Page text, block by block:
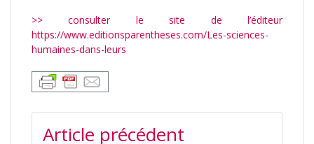
>> consulter le site de l’éditeur
https://www.editionsparentheses.com/Les-sciences-
humaines-dans-leurs
NAVIGATION
DE
Article précédent